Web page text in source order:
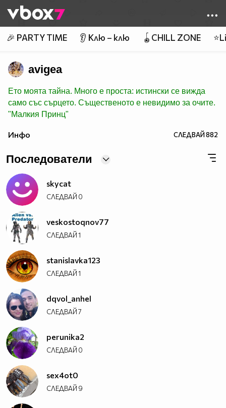
👾
🎉 PARTY TIME 👂 Клю – клю 🪀CHILL ZONE
avigea
Ето моята тайна. Много е проста: истински се вижда
само със сърцето. Същественото е невидимо за очите.
"Малкия Принц"
Инфо СЛЕДВАЙ882
Последователи
skycat
СЛЕДВАЙ 0
veskostoqnov77
СЛЕДВАЙ1
stanislavka123
СЛЕДВАЙ1
dqvol_anhel
СЛЕДВАЙ7
perunika2
СЛЕДВАЙ 0
sex4ot0
СЛЕДВАЙ 9